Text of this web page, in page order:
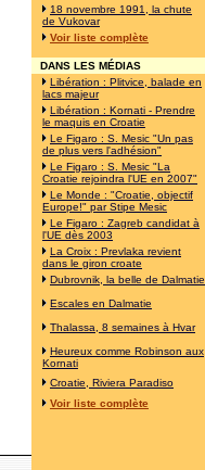
18 novembre 1991, la chute
de Vukovar
Voir liste complète
DANS LES MÉDIAS
Libération : Plitvice, balade en
lacs majeur
Libération : Kornati - Prendre
le maquis en Croatie
Le Figaro : S. Mesic "Un pas
de plus vers l'adhésion"
Le Figaro : S. Mesic "La
Croatie rejoindra l'UE en 2007"
Le Monde : "Croatie, objectif
Europe!" par Stipe Mesic
Le Figaro : Zagreb candidat à
l'UE dès 2003
La Croix : Prevlaka revient
dans le giron croate
Dubrovnik, la belle de Dalmatie
Escales en Dalmatie
Thalassa, 8 semaines à Hvar
Heureux comme Robinson aux
Kornati
Croatie, Riviera Paradiso
Voir liste complète